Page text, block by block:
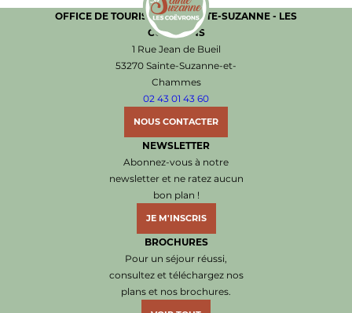
Office de Tourisme de Sainte-Suzanne les
OFFICE DE TOURISME DE SAINTE-SUZANNE - LES
COËVRONS
1 Rue Jean de Bueil
53270 Sainte-Suzanne-et-
Chammes
02 43 01 43 60
NOUS CONTACTER
NEWSLETTER
Abonnez-vous à notre
newsletter et ne ratez aucun
bon plan !
JE M'INSCRIS
BROCHURES
Pour un séjour réussi,
consultez et téléchargez nos
plans et nos brochures.